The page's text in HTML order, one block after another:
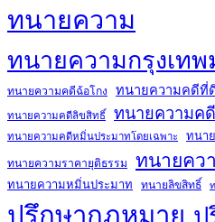
ทนายความ
ทนายความกรุงเท
ทนายความคดีฉ้อโกง ทนายความคดีที่
ทนายความคดีลิขสิทธิ์ ทนายความค
ทนายความคดีหมิ่นประมาทโดยเฉพาะ ทนา
ทนายความราคายุติธรรม ทนายคว
ทนายความหมิ่นประมาท ทนายลิขสิทธิ์
ปรึกษากฎหมาย